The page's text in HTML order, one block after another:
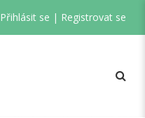
Přihlásit se | Registrovat se